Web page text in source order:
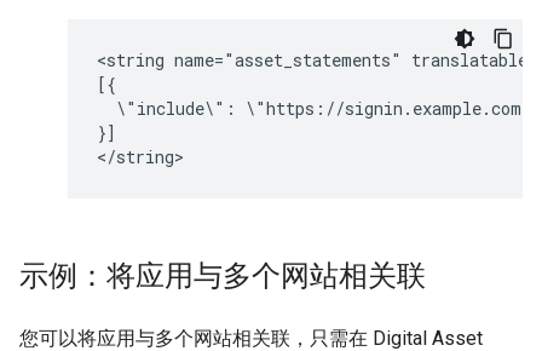
<string name="asset_statements"
[{
\"include\": \"https://signin.example.com/
}]
示例：将应用与多个网站相关联
您可以将应用与多个网站相关联，只需在 Digital Asset